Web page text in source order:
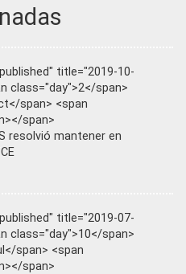
title="2019-10-
class="day">2</span>
span> <span
span>
resolvió mantener en
title="2019-07-
class="day">10</span>
span> <span
span>